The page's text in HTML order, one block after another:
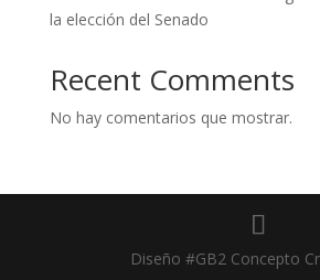
la elección del Senado
Recent Comments
No hay comentarios que mostrar.
Diseño #GB2 Concepto